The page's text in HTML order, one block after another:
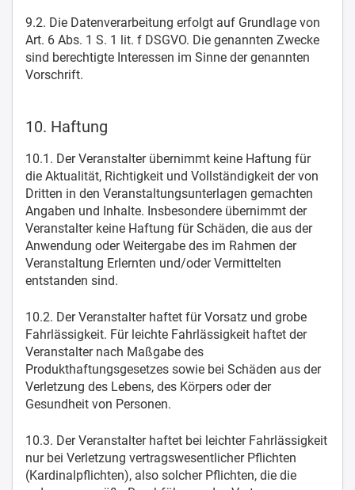
9.2. Die Datenverarbeitung erfolgt auf Grundlage von
Art. 6 Abs. 1 S. 1 lit. f DSGVO. Die genannten Zwecke
sind berechtigte Interessen im Sinne der genannten
Vorschrift.
10. Haftung
10.1. Der Veranstalter übernimmt keine Haftung für
die Aktualität, Richtigkeit und Vollständigkeit der von
Dritten in den Veranstaltungsunterlagen gemachten
Angaben und Inhalte. Insbesondere übernimmt der
Veranstalter keine Haftung für Schäden, die aus der
Anwendung oder Weitergabe des im Rahmen der
Veranstaltung Erlernten und/oder Vermittelten
entstanden sind.
10.2. Der Veranstalter haftet für Vorsatz und grobe
Fahrlässigkeit. Für leichte Fahrlässigkeit haftet der
Veranstalter nach Maßgabe des
Produkthaftungsgesetzes sowie bei Schäden aus der
Verletzung des Lebens, des Körpers oder der
Gesundheit von Personen.
10.3. Der Veranstalter haftet bei leichter Fahrlässigkeit
nur bei Verletzung vertragswesentlicher Pflichten
(Kardinalpflichten), also solcher Pflichten, die die